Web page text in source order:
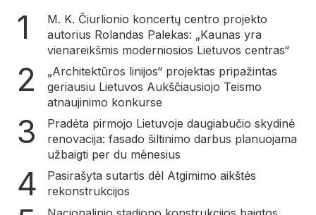
M. K. Čiurlionio koncertų centro projekto
autorius Rolandas Palekas: „Kaunas yra
vienareikšmis moderniosios Lietuvos centras“
„Architektūros linijos“ projektas pripažintas
geriausiu Lietuvos Aukščiausiojo Teismo
atnaujinimo konkurse
Pradėta pirmojo Lietuvoje daugiabučio skydinė
renovacija: fasado šiltinimo darbus planuojama
užbaigti per du mėnesius
Pasirašyta sutartis dėl Atgimimo aikštės
rekonstrukcijos